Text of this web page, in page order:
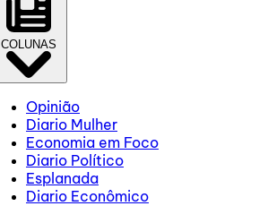
COLUNAS
Opinião
Diario Mulher
Economia em Foco
Diario Político
Esplanada
Diario Econômico